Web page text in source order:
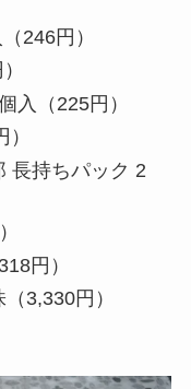
246円）
入（225円）
長持ちパック 2
円）
3,330円）